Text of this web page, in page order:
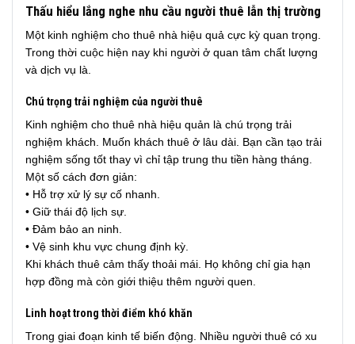
Thấu hiểu lắng nghe nhu cầu người thuê lẫn thị trường
Một kinh nghiệm cho thuê nhà hiệu quả cực kỳ quan trọng.
Trong thời cuộc hiện nay khi người ở quan tâm chất lượng
và dịch vụ là.
Chú trọng trải nghiệm của người thuê
Kinh nghiệm cho thuê nhà hiệu quản là chú trọng trải
nghiệm khách. Muốn khách thuê ở lâu dài. Bạn cần tạo trải
nghiệm sống tốt thay vì chỉ tập trung thu tiền hàng tháng.
Một số cách đơn giản:
• Hỗ trợ xử lý sự cố nhanh.
• Giữ thái độ lịch sự.
• Đảm bảo an ninh.
• Vệ sinh khu vực chung định kỳ.
Khi khách thuê cảm thấy thoải mái. Họ không chỉ gia hạn
hợp đồng mà còn giới thiệu thêm người quen.
Linh hoạt trong thời điểm khó khăn
Trong giai đoạn kinh tế biến động. Nhiều người thuê có xu